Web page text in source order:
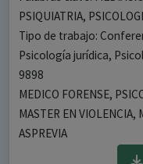
PSIQUIATRIA,
Tipo de trabajo:
Psicología jurídica,
9898
MEDICO FORENSE,
MASTER EN VIOLENCIA,
ASPREVIA